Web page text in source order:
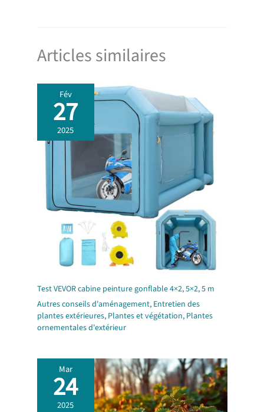
Articles similaires
Fév
27
2025
Test VEVOR cabine peinture gonflable 4×2, 5×2, 5 m
Autres conseils d'aménagement, Entretien des
plantes extérieures, Plantes et végétation, Plantes
ornementales d'extérieur
Mar
24
2025